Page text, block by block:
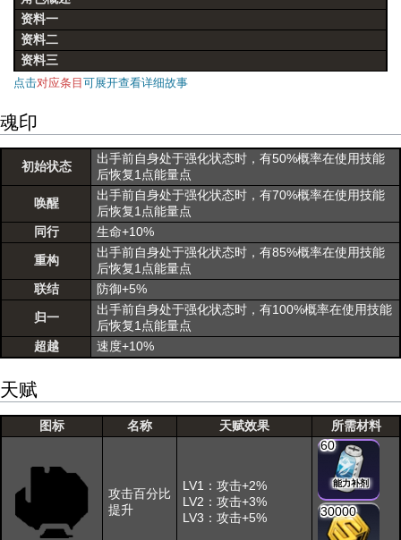
资料一
资料二
资料三
点击对应条目 可展开查看详细故事
魂印
初始状态
出手前自身处于强化状态时，有50%概率在使用技能
后恢复1点能量点
唤醒
出手前自身处于强化状态时，有70%概率在使用技能
后恢复1点能量点
同行
生命+10%
重构
出手前自身处于强化状态时，有85%概率在使用技能
后恢复1点能量点
联结
防御+5%
归一
出手前自身处于强化状态时，有100%概率在使用技能
后恢复1点能量点
超越
速度+10%
天赋
图标 名称 天赋效果 所需材料
攻击百分比
提升
LV1：攻击+2%
LV2：攻击+3%
LV3：攻击+5%
60
能力补剂
30000